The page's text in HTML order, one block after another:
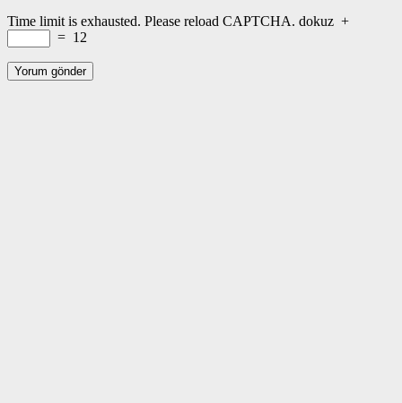
Time limit is exhausted. Please reload CAPTCHA. dokuz +
= 12